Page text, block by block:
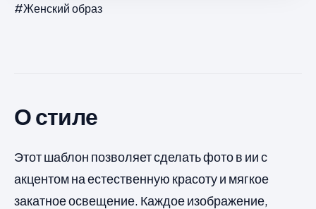
#Женский образ
О стиле
Этот шаблон позволяет сделать фото в ии с
акцентом на естественную красоту и мягкое
закатное освещение. Каждое изображение,